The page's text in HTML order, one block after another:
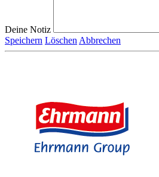
Deine Notiz
Speichern Löschen Abbrechen